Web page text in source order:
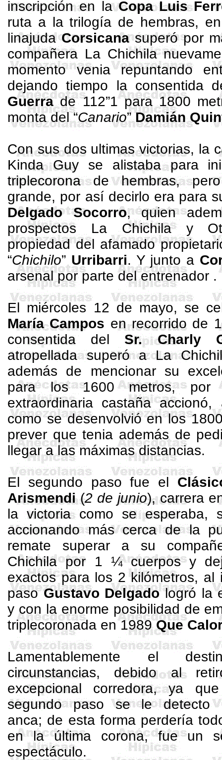
inscripción en laCopa Luis
ruta a la trilogía de hembras,
linajudaCorsicanasuperó por
compañera La Chichila
momento venia repuntando
dejando tiempo la consentida
Guerrade 112”1 para1800
monta del “Canario”Damián
Con sus dos ultimas victorias, la
Kinda Guy se alistaba para
triplecorona de hembras,
grande, por así decirlo era para
Delgado Socorro, quien
prospectos La Chichilay
propiedad del afamado
“Chichilo” Urribarri. Y junto a
arsenal por parte del entrenador .
El miércoles 12 de mayo, se
María Campos en recorrido de
consentida del Sr. Charly
atropellada superó aLa
además de mencionar su
para los1600 metros, por
extraordinaria castaña
como se desenvolvió en los
prever que tenia además de
llegar a las máximas distancias.
El segundo paso fue el
Arismendi(2 de junio), carrera
la victoria como se esperaba,
accionando más cerca de la
remate superar a su
Chichila por 1 ¼ cuerpos y
exactos para los 2 kilómetros, al
pasoGustavo Delgadologró la
y con la enorme posibilidad de
triplecoronada en 1989Que
Lamentablemente el
circunstancias, debido al
excepcional corredora, ya
segundo paso se le detecto
anca; de esta forma perdería
en la última corona, fue un
espectáculo.